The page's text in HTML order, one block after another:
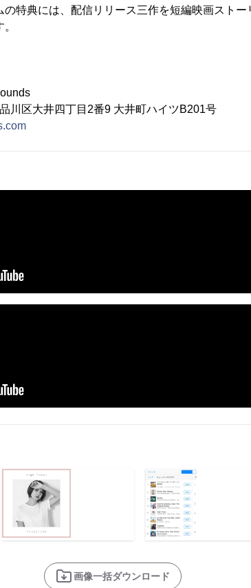
の特典には、配信リリース三作を短編映画スト
川区大井四丁目2番9 大井町ハイツB201号
画像一括ダウンロード